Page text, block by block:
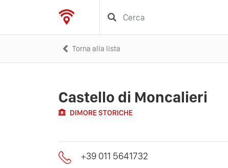
Torna alla lista
Castello di Moncalieri
DIMORE STORICHE
+39 011 5641732